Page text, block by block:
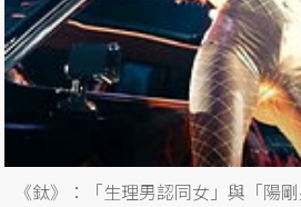
《鈦》：「生理男認同女」與「陽